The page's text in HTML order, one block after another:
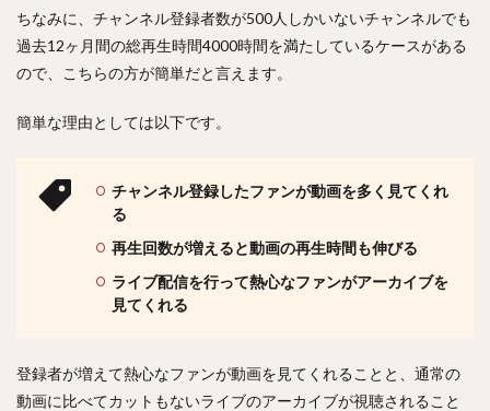
ちなみに、チャンネル登録者数が500人しかいないチャンネルでも
過去12ヶ月間の総再生時間4000時間を満たしているケースがある
ので、こちらの方が簡単だと言えます。
簡単な理由としては以下です。
チャンネル登録したファンが動画を多く見てくれ
る
再生回数が増えると動画の再生時間も伸びる
ライブ配信を行って熱心なファンがアーカイブを
見てくれる
登録者が増えて熱心なファンが動画を見てくれることと、通常の
動画に比べてカットもないライブのアーカイブが視聴されること